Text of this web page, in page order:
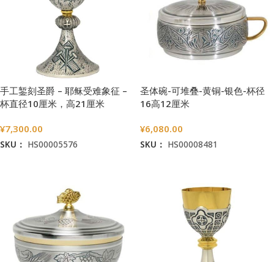
手工錾刻圣爵 – 耶稣受难象征 –
杯直径10厘米，高21厘米
¥7,300.00
SKU： HS00005576
圣体碗-可堆叠-黄铜-银色-杯径
16高12厘米
¥6,080.00
SKU： HS00008481